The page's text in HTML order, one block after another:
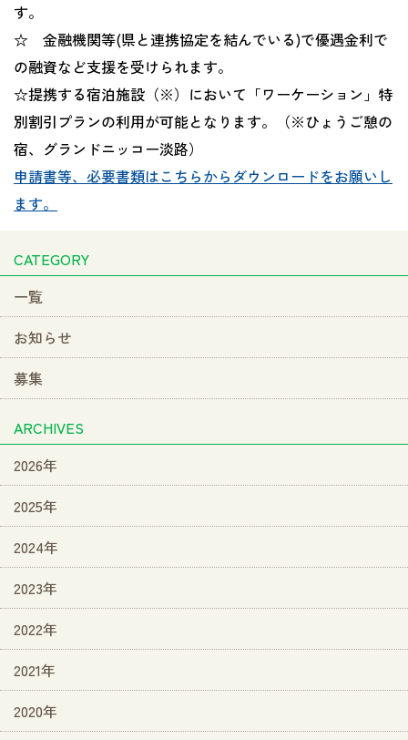
す。
☆ 金融機関等(県と連携協定を結んでいる)で優遇金利で
の融資など支援を受けられます。
☆提携する宿泊施設（※）において「ワーケーション」特
別割引プランの利用が可能となります。（※ひょうご憩の
宿、グランドニッコー淡路）
申請書等、必要書類はこちらからダウンロードをお願いし
ます。
CATEGORY
一覧
お知らせ
募集
ARCHIVES
2026年
2025年
2024年
2023年
2022年
2021年
2020年